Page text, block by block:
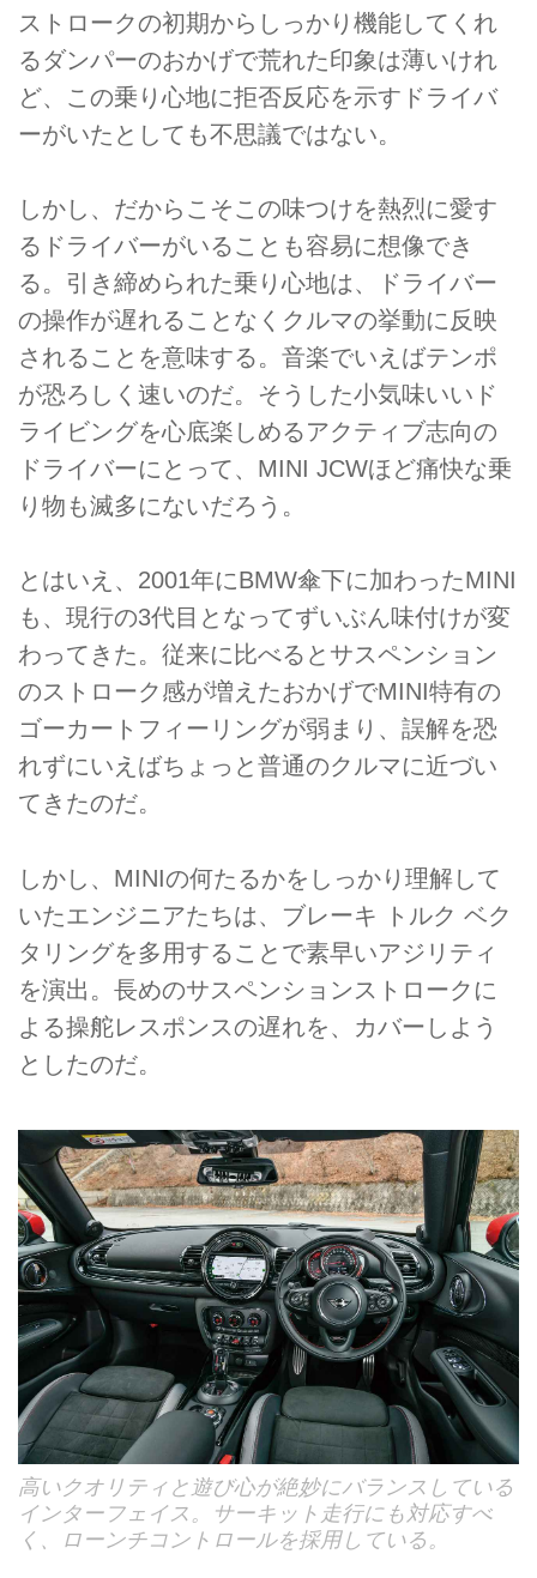
ストロークの初期からしっかり機能してくれ
るダンパーのおかげで荒れた印象は薄いけれ
ど、この乗り心地に拒否反応を示すドライバ
ーがいたとしても不思議ではない。
しかし、だからこそこの味つけを熱烈に愛す
るドライバーがいることも容易に想像でき
る。引き締められた乗り心地は、ドライバー
の操作が遅れることなくクルマの挙動に反映
されることを意味する。音楽でいえばテンポ
が恐ろしく速いのだ。そうした小気味いいド
ライビングを心底楽しめるアクティブ志向の
ドライバーにとって、MINI JCWほど痛快な乗
り物も滅多にないだろう。
とはいえ、2001年にBMW傘下に加わったMINI
も、現行の3代目となってずいぶん味付けが変
わってきた。従来に比べるとサスペンション
のストローク感が増えたおかげでMINI特有の
ゴーカートフィーリングが弱まり、誤解を恐
れずにいえばちょっと普通のクルマに近づい
てきたのだ。
しかし、MINIの何たるかをしっかり理解して
いたエンジニアたちは、ブレーキ トルク ベク
タリングを多用することで素早いアジリティ
を演出。長めのサスペンションストロークに
よる操舵レスポンスの遅れを、カバーしよう
としたのだ。
高いクオリティと遊び心が絶妙にバランスしている
インターフェイス。サーキット走行にも対応すべ
く、ローンチコントロールを採用している。